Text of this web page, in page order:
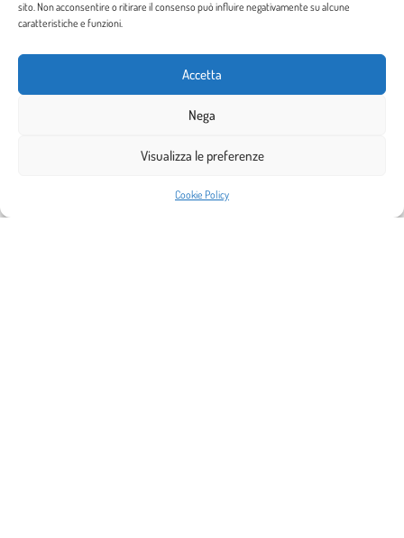
sito. Non acconsentire o ritirare il consenso può influire negativamente su alcune
caratteristiche e funzioni.
Accetta
Nega
Visualizza le preferenze
Cookie Policy
Mercoledì 20 maggio 2026: una data da ricordare con gioia e soddisfazione!
Leggi tutto »
REMIND 21 maggio: “Dare voce a chi non ha voce: le Cure
Palliative Perinatali”, il nostro prossimo webinar!
Siete pronti a condividere con noi questo momento? GIOVEDI’ 21 MAGGIO SU